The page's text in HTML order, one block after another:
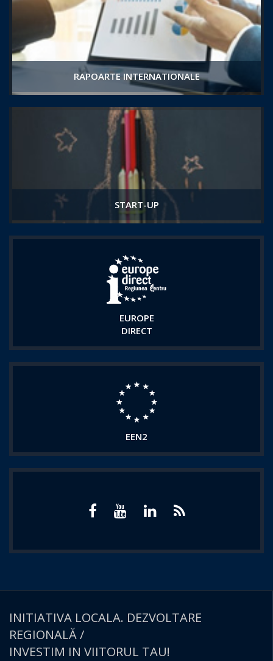
RAPOARTE INTERNATIONALE
START-UP
EUROPE
DIRECT
EEN2
INITIATIVA LOCALA. DEZVOLTARE
REGIONALĂ /
INVESTIM IN VIITORUL TAU!